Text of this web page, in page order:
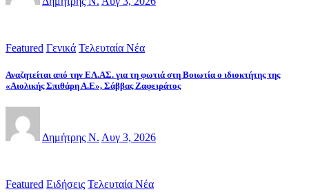
Featured Γενικά Τελευταία Νέα
Αναζητείται από την ΕΛ.ΑΣ. για τη φωτιά στη Βοιωτία ο ιδιοκτήτης της
«Αιολικής Σπιθάρη Α.Ε», Σάββας Ζαφειράτος
Δημήτρης Ν. Αυγ 3, 2026
Featured Ειδήσεις Τελευταία Νέα